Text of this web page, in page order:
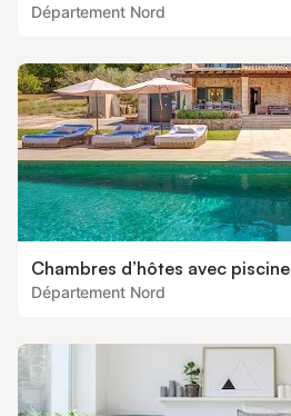
Département Nord
Chambres d’hôtes avec piscine
Département Nord